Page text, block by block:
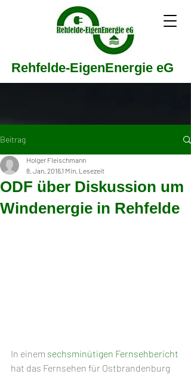
Rehfelde-EigenEnergie eG
Beitrag
ODF über Diskussion um
Windenergie in Rehfelde
Holger Fleischmann
8. Jan. 20161 Min. Lesezeit
In einem sechsminütigen Fernsehbericht
hat das Fernsehen für Ostbrandenburg